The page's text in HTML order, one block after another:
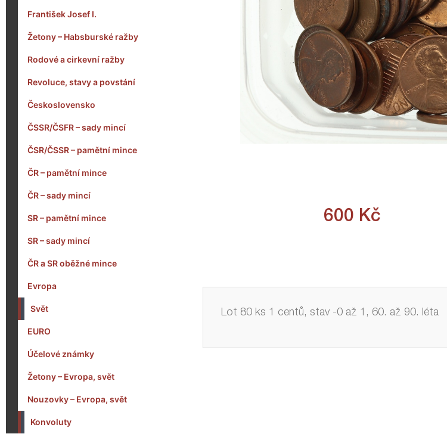
František Josef I.
Žetony – Habsburské ražby
Rodové a cirkevní ražby
Revoluce, stavy a povstání
Československo
ČSSR/ČSFR – sady mincí
ČSR/ČSSR – pamětní mince
ČR – pamětní mince
ČR – sady mincí
SR – pamětní mince
SR – sady mincí
ČR a SR oběžné mince
Evropa
Svět
EURO
Účelové známky
Žetony – Evropa, svět
Nouzovky – Evropa, svět
Konvoluty
600 Kč
Lot 80 ks 1 centů, stav -0 až 1, 60. až 90. léta